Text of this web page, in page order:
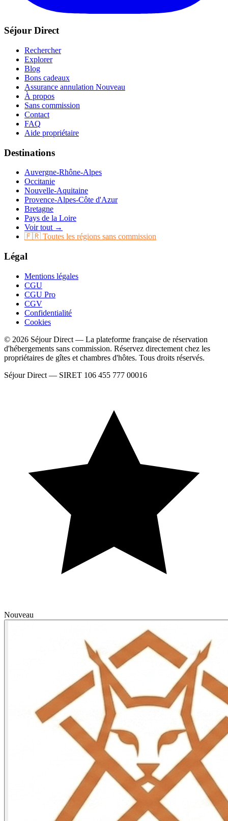
Séjour Direct
Rechercher
Explorer
Blog
Bons cadeaux
Assurance annulation Nouveau
À propos
Sans commission
Contact
FAQ
Aide propriétaire
Destinations
Auvergne-Rhône-Alpes
Occitanie
Nouvelle-Aquitaine
Provence-Alpes-Côte d'Azur
Bretagne
Pays de la Loire
Voir tout →
🇫🇷 Toutes les régions sans commission
Légal
Mentions légales
CGU
CGU Pro
CGV
Confidentialité
Cookies
© 2026 Séjour Direct — La plateforme française de réservation
d'hébergements sans commission. Réservez directement chez les
propriétaires de gîtes et chambres d'hôtes. Tous droits réservés.
Séjour Direct — SIRET 106 455 777 00016
Nouveau